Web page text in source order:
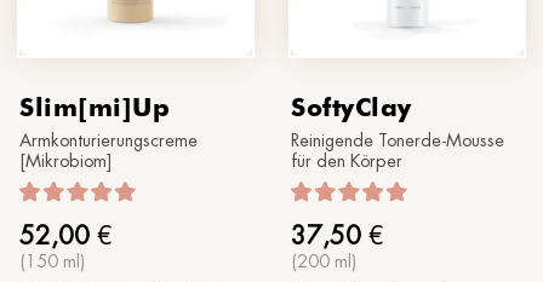
Slim[mi]Up
Armkonturierungscreme
[Mikrobiom]
52,00 €
(150 ml)
SoftyClay
Reinigende Tonerde-Mousse
für den Körper
37,50 €
(200 ml)